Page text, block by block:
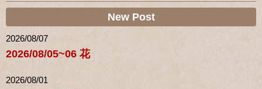
New Post
2026/08/07
2026/08/05~06 花
2026/08/01